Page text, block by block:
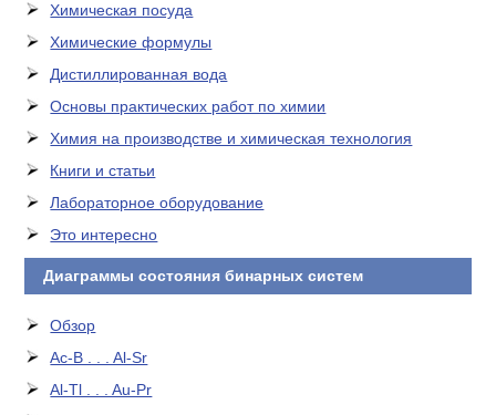
Химическая посуда
Химические формулы
Дистиллированная вода
Основы практических работ по химии
Химия на производстве и химическая технология
Книги и статьи
Лабораторное оборудование
Это интересно
Диаграммы состояния бинарных систем
Обзор
Ac-B . . . Al-Sr
Al-Tl . . . Au-Pr